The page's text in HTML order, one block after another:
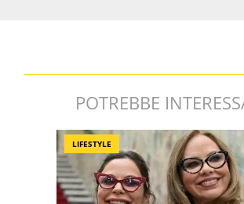
POTREBBE
LIFESTYLE